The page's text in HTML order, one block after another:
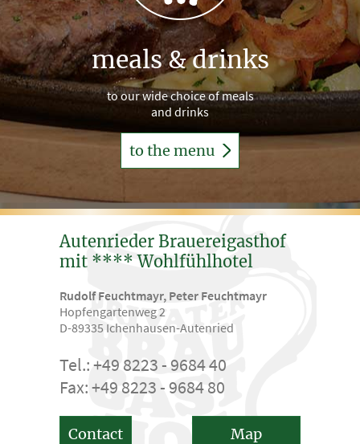
meals & drinks
to our wide choice of meals
and drinks
to the menu
Autenrieder Brauereigasthof
mit **** Wohlfühlhotel
Rudolf Feuchtmayr, Peter Feuchtmayr
Hopfengartenweg 2
D-89335 Ichenhausen-Autenried
Tel.: +49 8223 - 9684 40
Fax: +49 8223 - 9684 80
Contact Map